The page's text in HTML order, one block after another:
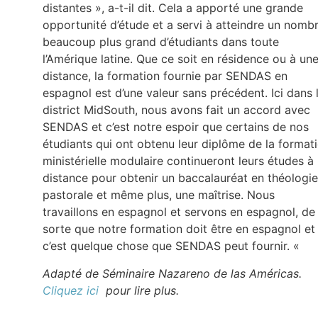
distantes », a-t-il dit. Cela a apporté une grande
opportunité d’étude et a servi à atteindre un
beaucoup plus grand d’étudiants dans toute
l’Amérique latine. Que ce soit en résidence ou à une
distance, la formation fournie par SENDAS en
espagnol est d’une valeur sans précédent. Ici dans
district MidSouth, nous avons fait un accord avec
SENDAS et c’est notre espoir que certains de nos
étudiants qui ont obtenu leur diplôme de la
ministérielle modulaire continueront leurs études à
distance pour obtenir un baccalauréat en théologie
pastorale et même plus, une maîtrise. Nous
travaillons en espagnol et servons en espagnol, de
sorte que notre formation doit être en espagnol et
c’est quelque chose que SENDAS peut fournir. «
Adapté de Séminaire Nazareno de las Américas.
Cliquez ici pour lire plus.